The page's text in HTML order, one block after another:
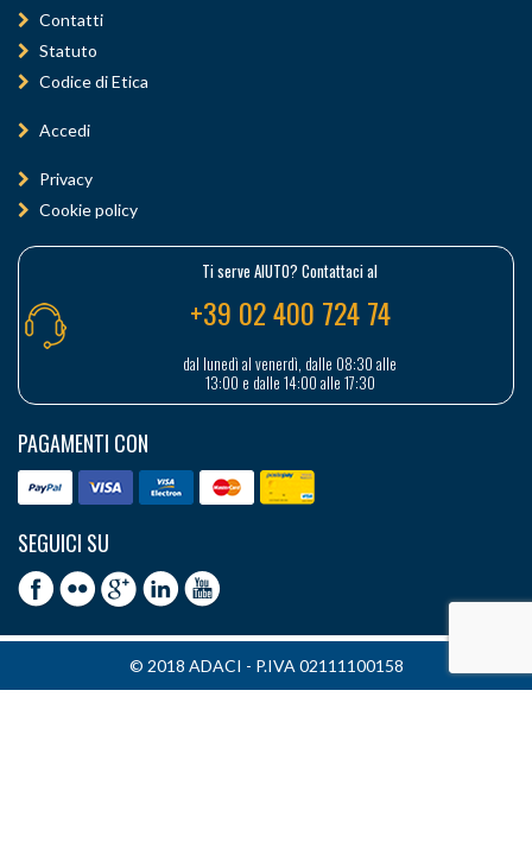
Contatti
Statuto
Codice di Etica
Accedi
Privacy
Cookie policy
Ti serve AIUTO? Contattaci al
+39 02 400 724 74
dal lunedì al venerdì, dalle 08:30 alle
13:00 e dalle 14:00 alle 17:30
PAGAMENTI CON
SEGUICI SU
© 2018 ADACI - P.IVA 02111100158